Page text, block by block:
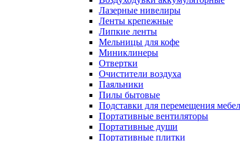
Лазерные нивелиры
Ленты крепежные
Липкие ленты
Мельницы для кофе
Миниклинеры
Отвертки
Очистители воздуха
Паяльники
Пилы бытовые
Подставки для перемещения
Портативные вентиляторы
Портативные души
Портативные плитки